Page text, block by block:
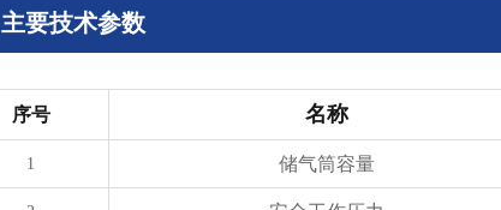
主要技术参数
序号 名称
1 储气筒容量